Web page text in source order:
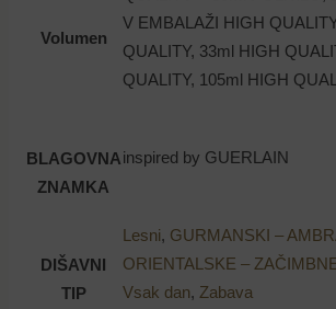
Volumen
V EMBALAŽI HIGH
QUALITY, 33ml HIGH
QUALITY, 105ml HIGH
BLAGOVNA
ZNAMKA
inspired by GUERLAIN
DIŠAVNI
TIP
Lesni, GURMANSKI –
ORIENTALSKE –
Vsak dan,Zabava